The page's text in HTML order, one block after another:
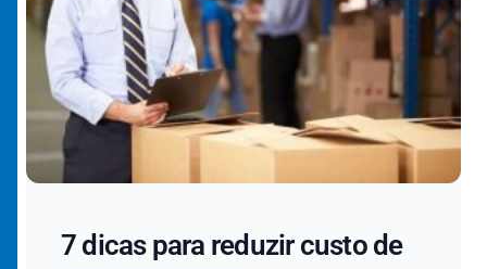
7 dicas para reduzir custo de